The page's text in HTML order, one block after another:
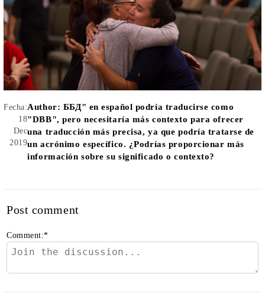
Fecha:
18
Dec
2019
Author: ББД" en español podría traducirse como
"DBB", pero necesitaría más contexto para ofrecer
una traducción más precisa, ya que podría tratarse de
un acrónimo específico. ¿Podrías proporcionar más
información sobre su significado o contexto?
Post comment
Comment:*